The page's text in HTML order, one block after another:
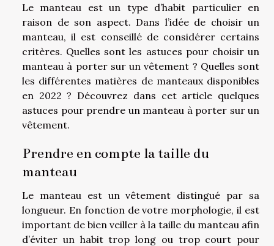
Le manteau est un type d’habit particulier en
raison de son aspect. Dans l’idée de choisir un
manteau, il est conseillé de considérer certains
critères. Quelles sont les astuces pour choisir un
manteau à porter sur un vêtement ? Quelles sont
les différentes matières de manteaux disponibles
en 2022 ? Découvrez dans cet article quelques
astuces pour prendre un manteau à porter sur un
vêtement.
Prendre en compte la taille du
manteau
Le manteau est un vêtement distingué par sa
longueur. En fonction de votre morphologie, il est
important de bien veiller à la taille du manteau afin
d’éviter un habit trop long ou trop court pour